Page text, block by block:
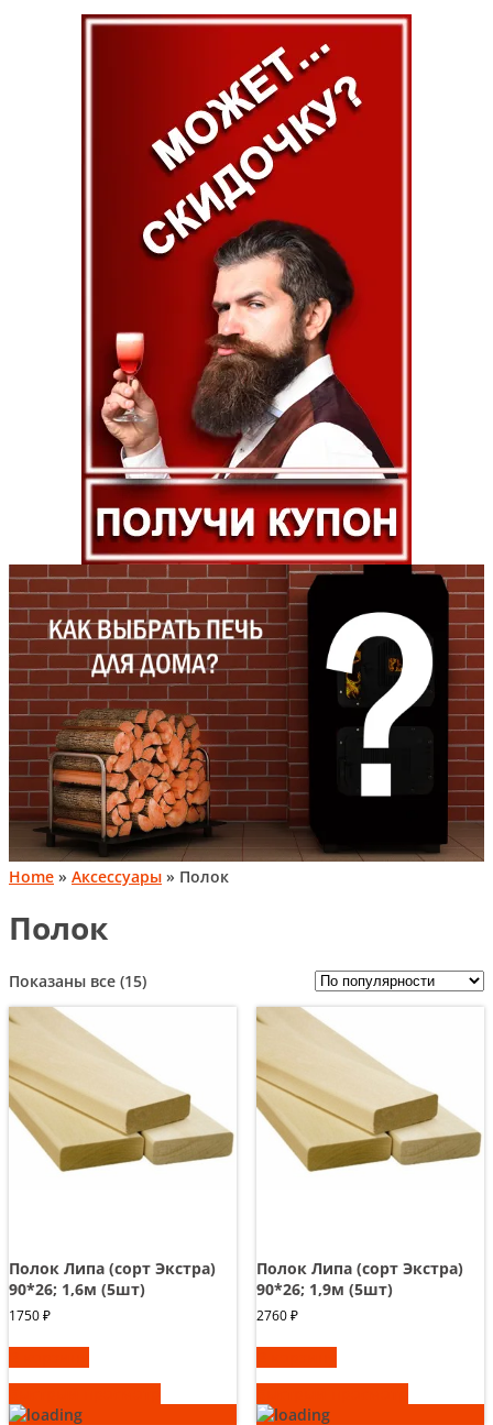
Home » Аксессуары » Полок
Полок
Показаны все (15)Сортировка:
по
популярности
Полок Липа (сорт Экстра)
90*26; 1,6м (5шт)
1750₽
Полок Липа (сорт Экстра)
90*26; 1,9м (5шт)
2760₽